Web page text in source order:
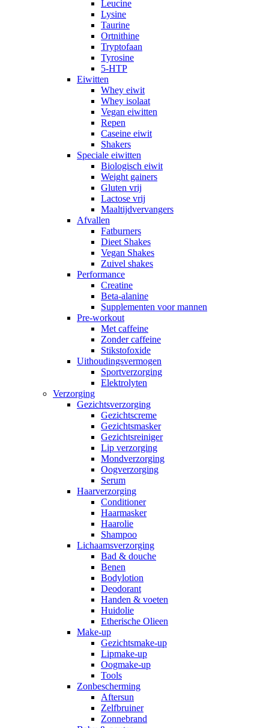
Leucine
Lysine
Taurine
Ortnithine
Tryptofaan
Tyrosine
5-HTP
Eiwitten
Whey eiwit
Whey isolaat
Vegan eiwitten
Repen
Caseine eiwit
Shakers
Speciale eiwitten
Biologisch eiwit
Weight gainers
Gluten vrij
Lactose vrij
Maaltijdvervangers
Afvallen
Fatburners
Dieet Shakes
Vegan Shakes
Zuivel shakes
Performance
Creatine
Beta-alanine
Supplementen voor mannen
Pre-workout
Met caffeine
Zonder caffeine
Stikstofoxide
Uithoudingsvermogen
Sportverzorging
Elektrolyten
Verzorging
Gezichtsverzorging
Gezichtscreme
Gezichtsmasker
Gezichtsreiniger
Lip verzorging
Mondverzorging
Oogverzorging
Serum
Haarverzorging
Conditioner
Haarmasker
Haarolie
Shampoo
Lichaamsverzorging
Bad & douche
Benen
Bodylotion
Deodorant
Handen & voeten
Huidolie
Etherische Olieen
Make-up
Gezichtsmake-up
Lipmake-up
Oogmake-up
Tools
Zonbescherming
Aftersun
Zelfbruiner
Zonnebrand